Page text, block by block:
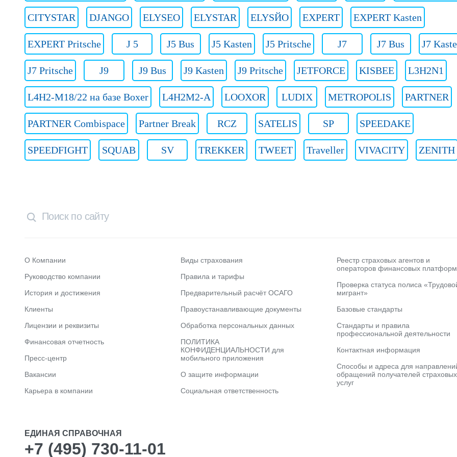
CITYSTAR DJANGO ELYSEO ELYSTAR ELYSЙO EXPERT EXPERT Kasten
EXPERT Pritsche J 5 J5 Bus J5 Kasten J5 Pritsche J7 J7 Bus J7
J7 Pritsche J9 J9 Bus J9 Kasten J9 Pritsche JETFORCE KISBEE L3H2N1
L4H2-M18/22 на базе Boxer L4H2M2-A LOOXOR LUDIX METROPOLIS PARTNER
PARTNER Combispace Partner Break RCZ SATELIS SP SPEEDAKE
SPEEDFIGHT SQUAB SV TREKKER TWEET Traveller VIVACITY ZENITH
О Компании
Руководство компании
История и достижения
Клиенты
Лицензии и реквизиты
Финансовая отчетность
Пресс-центр
Вакансии
Карьера в компании
Виды страхования
Правила и тарифы
Предварительный расчёт ОСАГО
Правоустанавливающие документы
Обработка персональных данных
ПОЛИТИКА
КОНФИДЕНЦИАЛЬНОСТИ для
мобильного приложения
О защите информации
Социальная ответственность
Реестр страховых агентов и
операторов финансовых платформ
Проверка статуса полиса
мигрант»
Базовые стандарты
Стандарты и правила
профессиональной деятельности
Контактная информация
Способы и адреса для
обращений получателей страховых
услуг
ЕДИНАЯ СПРАВОЧНАЯ
+7 (495) 730-11-01